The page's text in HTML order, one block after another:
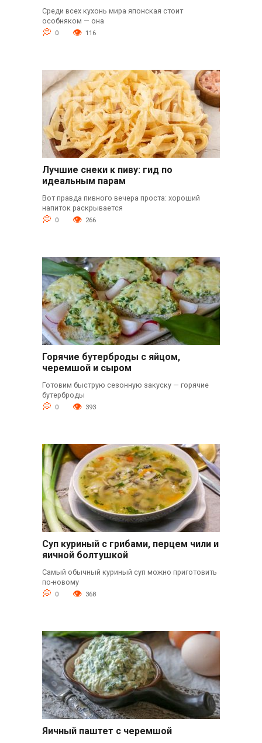
Среди всех кухонь мира японская стоит
особняком — она
0 116
Лучшие снеки к пиву: гид по
идеальным парам
Вот правда пивного вечера проста: хороший
напиток раскрывается
0 266
Горячие бутерброды с яйцом,
черемшой и сыром
Готовим быструю сезонную закуску — горячие
бутерброды
0 393
Суп куриный с грибами, перцем чили и
яичной болтушкой
Самый обычный куриный суп можно приготовить
по-новому
0 368
Яичный паштет с черемшой